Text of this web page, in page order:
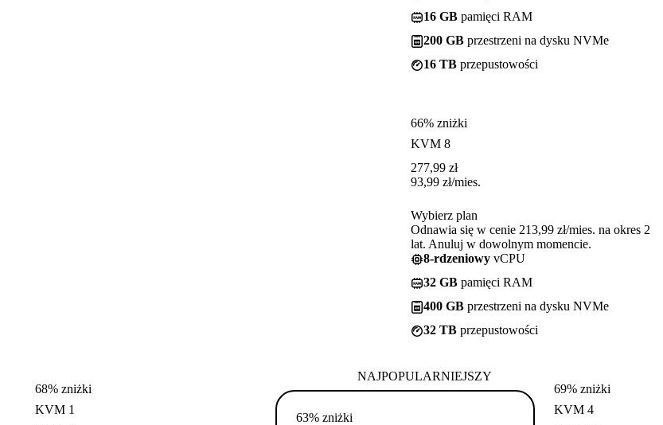
16 GB pamięci RAM
200 GB przestrzeni na dysku NVMe
16 TB przepustowości
66% zniżki
KVM 8
277,99 zł
93,99 zł/mies.
Wybierz plan
Odnawia się w cenie 213,99 zł/mies. na okres 2
lat. Anuluj w dowolnym momencie.
8-rdzeniowy vCPU
32 GB pamięci RAM
400 GB przestrzeni na dysku NVMe
32 TB przepustowości
68% zniżki
KVM 1
NAJPOPULARNIEJSZY
63% zniżki
69% zniżki
KVM 4